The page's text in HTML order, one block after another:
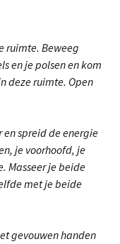
ruimte. Beweeg
en je polsen en kom
deze ruimte. Open
spreid de energie
je voorhoofd, je
Masseer je beide
met je beide
gevouwen handen